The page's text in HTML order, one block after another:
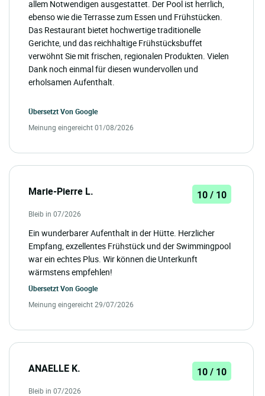
allem Notwendigen ausgestattet. Der Pool ist herrlich,
ebenso wie die Terrasse zum Essen und Frühstücken.
Das Restaurant bietet hochwertige traditionelle
Gerichte, und das reichhaltige Frühstücksbuffet
verwöhnt Sie mit frischen, regionalen Produkten. Vielen
Dank noch einmal für diesen wundervollen und
erholsamen Aufenthalt.
Übersetzt Von Google
Meinung eingereicht 01/08/2026
Marie-Pierre L. 10 / 10
Bleib in 07/2026
Ein wunderbarer Aufenthalt in der Hütte. Herzlicher
Empfang, exzellentes Frühstück und der Swimmingpool
war ein echtes Plus. Wir können die Unterkunft
wärmstens empfehlen!
Übersetzt Von Google
Meinung eingereicht 29/07/2026
ANAELLE K. 10 / 10
Bleib in 07/2026